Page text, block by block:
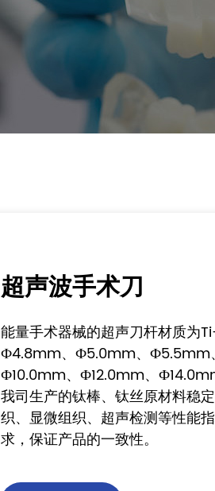
超声波手术刀
能量手术器械的超声刀杆材质为
Ф4.8mm、Ф5.0mm、Ф5.5mm
Ф10.0mm、Ф12.0mm、
我司生产的钛棒、钛丝原材料稳
织、显微组织、超声检测等性能
求，保证产品的一致性。